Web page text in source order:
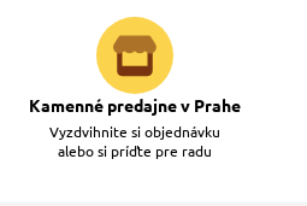
Kamenné predajne v Prahe
Vyzdvihnite si objednávku
alebo si príďte pre radu